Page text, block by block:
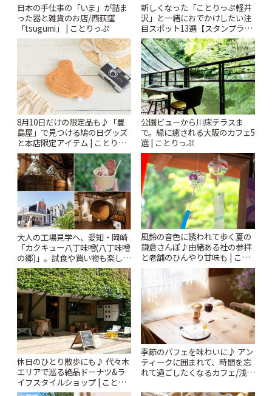
日本の手仕事の「いま」が詰ま
った器と雑貨のお店/西荻窪
「tsugumi」 | ことりっぷ
新しくなった「ことりっぷ軽井
沢」と一緒におでかけしたい注
目スポット13選【スタンプラリ
ー開催中】 | ことりっぷ
8月10日だけの限定品も♪「豊
島屋」で見つける鳩の日グッズ
と本店限定アイテム | ことりっ
ぷ
公園ビューから川床テラスま
で。緑に癒される大阪のカフェ5
選 | ことりっぷ
大人の工場見学へ、愛知・岡崎
「カクキュー八丁味噌(八丁味噌
の郷)」。試食や買い物も楽しみ
♪ | ことりっぷ
風鈴の音色に誘われて歩く夏の
鎌倉さんぽ♪由緒ある社の参拝
と老舗のひんやり甘味も | こと
りっぷ
休日のひとり散歩にも♪ 代々木
エリアで巡る絶品ドーナツ&ラ
イフスタイルショップ | ことり
っぷ
季節のパフェを味わいに♪ アン
ティークに囲まれて、時間を忘
れて過ごしたくなるカフェ/浅草